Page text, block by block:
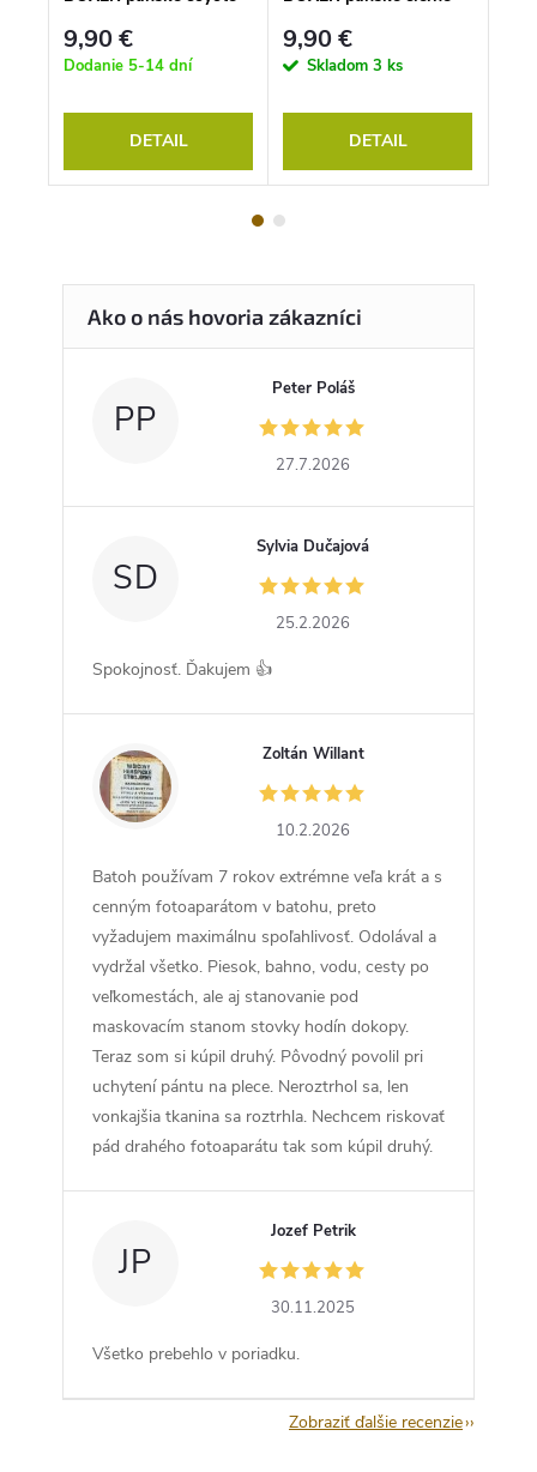
9,90 €
Dodanie 5-14 dní
DETAIL
9,90 €
Skladom 3 ks
DETAIL
PP
Peter Poláš
27.7.2026
SD
Sylvia Dučajová
25.2.2026
Spokojnosť. Ďakujem 👍
ZW
Zoltán Willant
10.2.2026
Batoh používam 7 rokov extrémne veľa krát a s
cenným fotoaparátom v batohu, preto
vyžadujem maximálnu spoľahlivosť. Odolával a
vydržal všetko. Piesok, bahno, vodu, cesty po
veľkomestách, ale aj stanovanie pod
maskovacím stanom stovky hodín dokopy.
Teraz som si kúpil druhý. Pôvodný povolil pri
uchytení pántu na plece. Neroztrhol sa, len
vonkajšia tkanina sa roztrhla. Nechcem riskovať
pád drahého fotoaparátu tak som kúpil druhý.
JP
Jozef Petrik
30.11.2025
Všetko prebehlo v poriadku.
Zobraziť ďalšie recenzie